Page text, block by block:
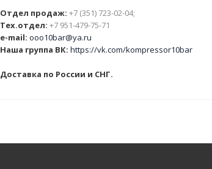
Отдел продаж: +7 (351) 723-02-04;
Тех.отдел: +7 951-479-75-71
e-mail: ooo10bar@ya.ru
Наша группа ВК: https://vk.com/kompressor10bar
Доставка по России и СНГ.